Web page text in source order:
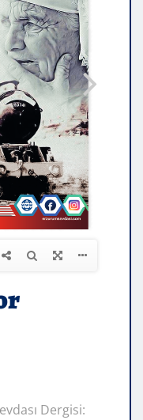
Dergisi: